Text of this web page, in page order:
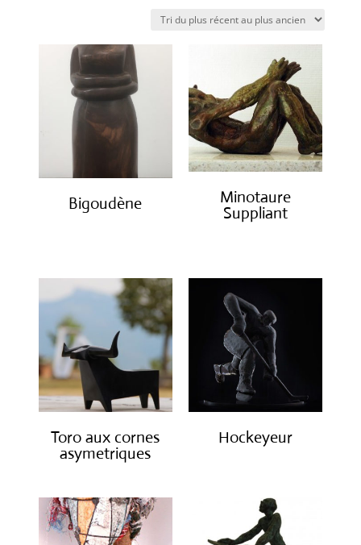
plus
ancien
Bigoudène
Minotaure
Suppliant
Toro aux cornes
asymetriques
Hockeyeur